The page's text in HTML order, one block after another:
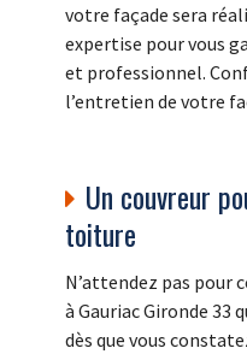
votre façade sera
expertise pour vous
et professionnel.
l’entretien de votre
Un couvreur
toiture
N’attendez pas pour
à Gauriac Gironde 33
dès que vous